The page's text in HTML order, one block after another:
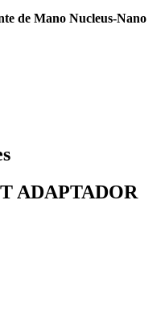
de Mano Nucleus-Nano
ADAPTADOR